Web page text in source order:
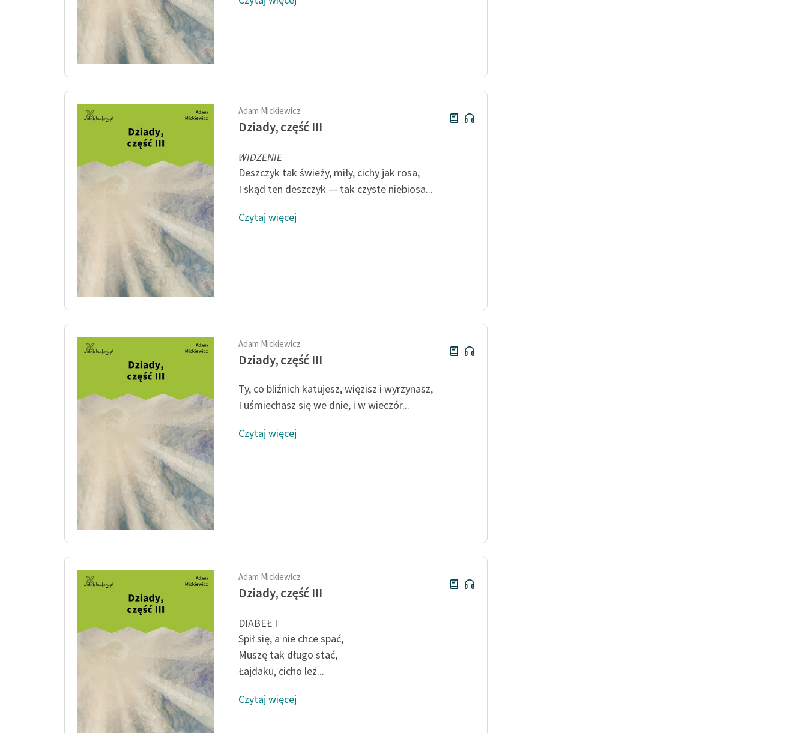
Adam Mickiewicz
Dziady, część III
WIDZENIE
Deszczyk tak świeży, miły, cichy jak rosa,
I skąd ten deszczyk — tak czyste niebiosa...
Czytaj więcej
Adam Mickiewicz
Dziady, część III
Ty, co bliźnich katujesz, więzisz i wyrzynasz,
I uśmiechasz się we dnie, i w wieczór...
Czytaj więcej
Adam Mickiewicz
Dziady, część III
DIABEŁ I
Spił się, a nie chce spać,
Muszę tak długo stać,
Łajdaku, cicho leż...
Czytaj więcej